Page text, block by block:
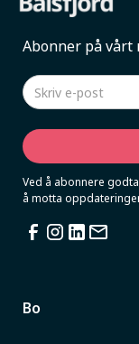
Abonner på vårt
Ved å abonnere
å motta
Bo